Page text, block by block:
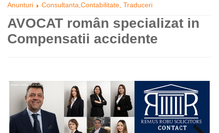
Anunturi Consultanta,Contabilitate, Traduceri
AVOCAT român specializat in
Compensatii accidente